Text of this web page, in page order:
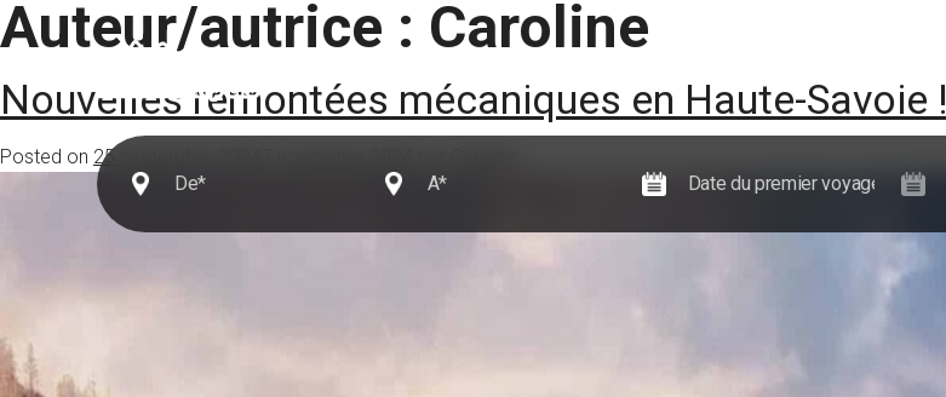
Auteur/autrice : Caroline
Nouvelles remontées mécaniques en Haute-Savoie !
Posted on 25 septembre 2024